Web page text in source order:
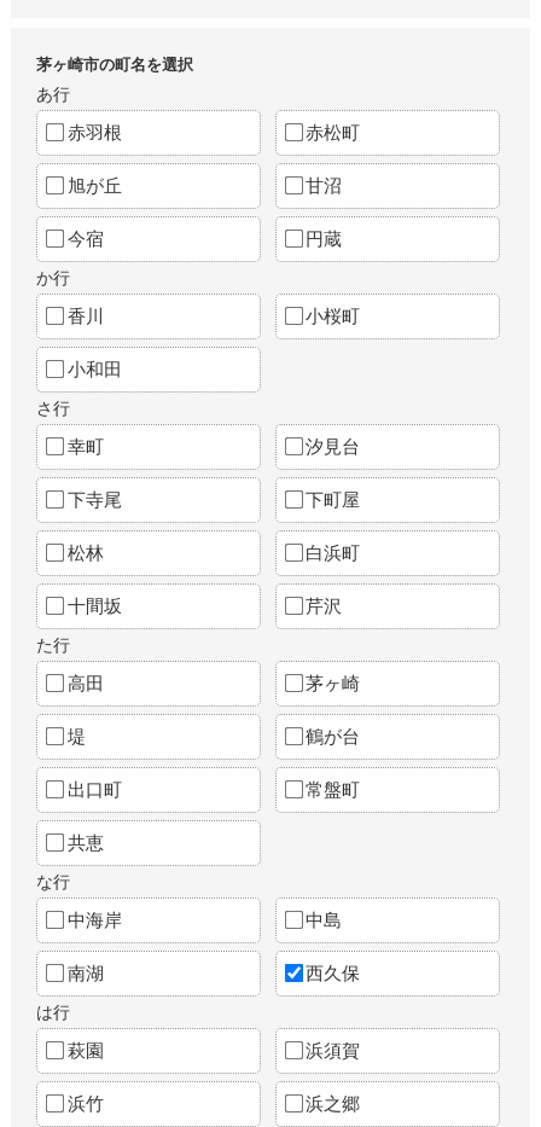
茅ヶ崎市の町名を選択
あ行
赤羽根 赤松町
旭が丘 甘沼
今宿 円蔵
か行
香川 小桜町
小和田
さ行
幸町 汐見台
下寺尾 下町屋
松林 白浜町
十間坂 芹沢
た行
高田 茅ヶ崎
堤 鶴が台
出口町 常盤町
共恵
な行
中海岸 中島
南湖 西久保
は行
萩園 浜須賀
浜竹 浜之郷